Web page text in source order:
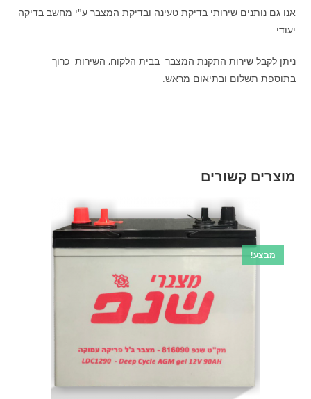
אנו גם נותנים שירותי בדיקת טעינה ובדיקת המצבר ע"י מחשב בדיקה
יעודי
ניתן לקבל שירות התקנת המצבר בבית הלקוח, השירות כרוך
בתוספת תשלום ובתיאום מראש.
מוצרים קשורים
מבצע!